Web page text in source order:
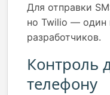
Для отправки
но Twilio — один
разработчиков.
Контроль
телефону